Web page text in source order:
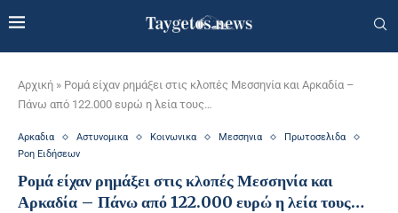
Αρχική » Ρομά είχαν ρημάξει στις κλοπές Μεσσηνία και Αρκαδία –
Πάνω από 122.000 ευρώ η λεία τους…
Αρκαδια Αστυνομικα Κοινωνικα Μεσσηνια
Πρωτοσελιδα
Ροη Ειδήσεων
Ρομά είχαν ρημάξει στις κλοπές Μεσσηνία και
Αρκαδία – Πάνω από 122.000 ευρώ η λεία τους…